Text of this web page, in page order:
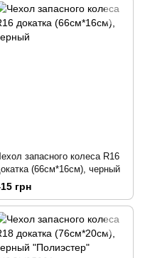
запасного колеса R16
(66см*16см), черный
грн